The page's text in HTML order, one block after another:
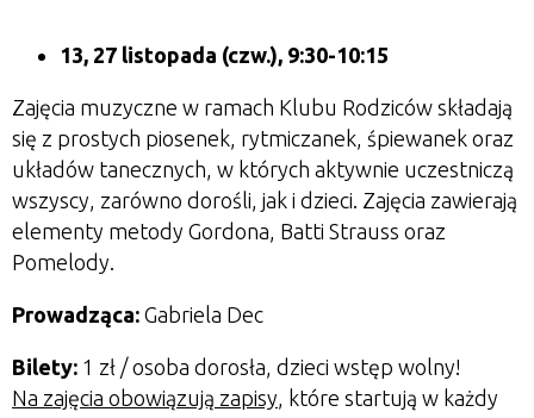
13, 27 listopada (czw.), 9:30-10:15
Zajęcia muzyczne w ramach Klubu Rodziców składają
się z prostych piosenek, rytmiczanek, śpiewanek oraz
układów tanecznych, w których aktywnie uczestniczą
wszyscy, zarówno dorośli, jak i dzieci. Zajęcia zawierają
elementy metody Gordona, Batti Strauss oraz
Pomelody.
Prowadząca: Gabriela Dec
Bilety: 1 zł / osoba dorosła, dzieci wstęp wolny!
Na zajęcia obowiązują zapisy, które startują w każdy